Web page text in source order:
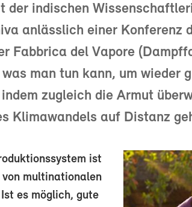
der indischen
anlässlich einer Konferenz
Fabbrica del Vapore
man tun kann, um wieder
zugleich die Armut
Klimawandels auf Distanz
ist
von multinationalen
es möglich, gute